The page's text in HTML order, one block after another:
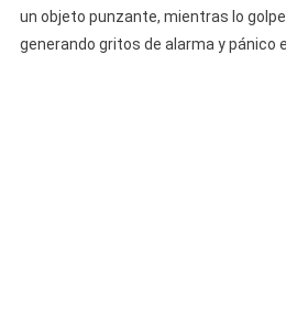
Cuba
Por
un objeto punzante, mientras lo
generando gritos de alarma y pánico